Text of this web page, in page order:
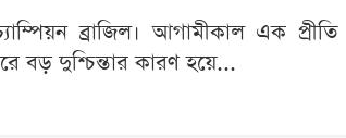
ব্রাজিল। আগামীকাল এক প্রীতি
বড় দুশ্চিন্তার কারণ হয়ে...